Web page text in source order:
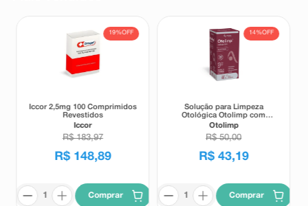
19%OFF
Iccor 2,5mg 100 Comprimidos
Revestidos
Iccor
R$ 183,97
R$ 148,89
Comprar
14%OFF
Solução para Limpeza
Otológica Otolimp com
Gotejador 2ml
Otolimp
R$ 50,00
R$ 43,19
Comprar